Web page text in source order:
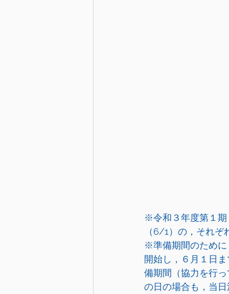
※令和３年度第１
（6/1）の，それぞ
※準備期間のために
開始し，６月１日
備期間（協力を行
の日の場合も，当